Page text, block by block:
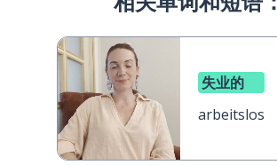
失业的
arbeitslos